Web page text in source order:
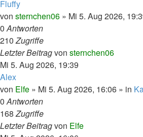
Fluffy
von sternchen06 » Mi 5. Aug 2026,
0Antworten
210Zugriffe
Letzter Beitragvon sternchen06
Mi 5. Aug 2026, 19:39
Alex
von Elfe » Mi 5. Aug 2026, 16:06 » in
0Antworten
168Zugriffe
Letzter Beitragvon Elfe